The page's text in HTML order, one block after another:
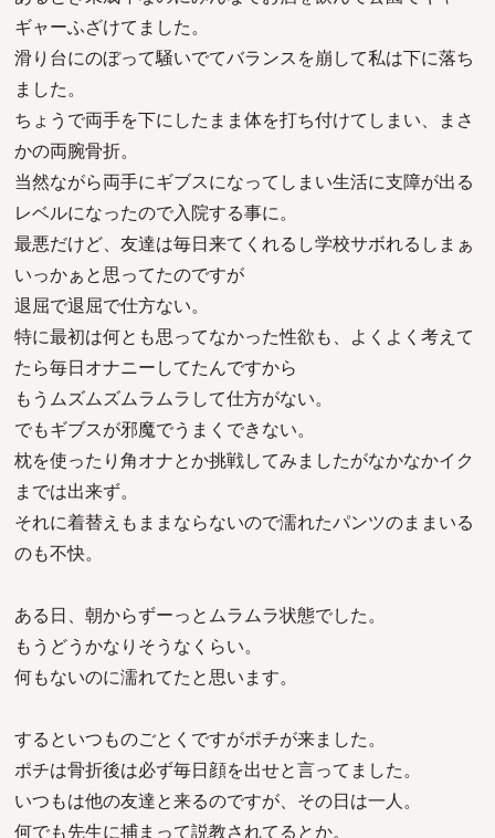
ギャーふざけてました。
滑り台にのぼって騒いでてバランスを崩して私は下に落ち
ました。
ちょうで両手を下にしたまま体を打ち付けてしまい、まさ
かの両腕骨折。
当然ながら両手にギブスになってしまい生活に支障が出る
レベルになったので入院する事に。
最悪だけど、友達は毎日来てくれるし学校サボれるしまぁ
いっかぁと思ってたのですが
退屈で退屈で仕方ない。
特に最初は何とも思ってなかった性欲も、よくよく考えて
たら毎日オナニーしてたんですから
もうムズムズムラムラして仕方がない。
でもギブスが邪魔でうまくできない。
枕を使ったり角オナとか挑戦してみましたがなかなかイク
までは出来ず。
それに着替えもままならないので濡れたパンツのままいる
のも不快。
ある日、朝からずーっとムラムラ状態でした。
もうどうかなりそうなくらい。
何もないのに濡れてたと思います。
するといつものごとくですがポチが来ました。
ポチは骨折後は必ず毎日顔を出せと言ってました。
いつもは他の友達と来るのですが、その日は一人。
何でも先生に捕まって説教されてるとか。